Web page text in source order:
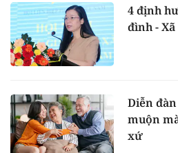
4 định
đình -
Diễn
muộn
xứ